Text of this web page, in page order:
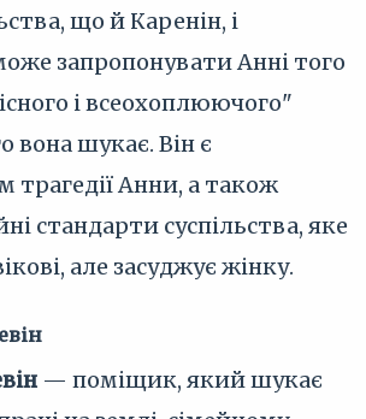
що й Каренін, і
запропонувати Анні того
і всеохоплюючого"
вона шукає. Він є
трагедії Анни, а також
стандарти суспільства, яке
але засуджує жінку.
— поміщик, який шукає